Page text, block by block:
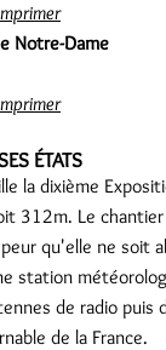
Notre-Dame
ÉTATS
la dixième
312m. Le
qu'elle ne
station
de radio puis
de la France.